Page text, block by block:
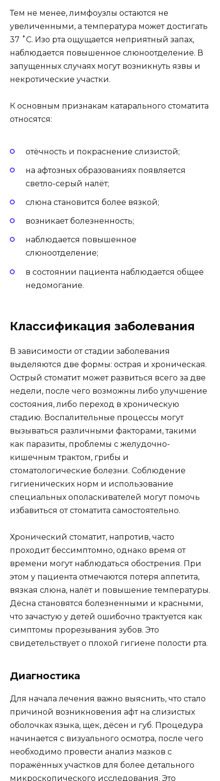
Тем не менее, лимфоузлы остаются не
увеличенными, а температура может достигать
37 ˚C. Изо рта ощущается неприятный запах,
наблюдается повышенное слюноотделение. В
запущенных случаях могут возникнуть язвы и
некротические участки.
К основным признакам катарального стоматита
относятся:
отёчность и покраснение слизистой;
на афтозных образованиях появляется
светло-серый налёт;
слюна становится более вязкой;
возникает болезненность;
наблюдается повышенное
слюноотделение;
в состоянии пациента наблюдается общее
недомогание.
Классификация заболевания
В зависимости от стадии заболевания
выделяются две формы: острая и хроническая.
Острый стоматит может развиться всего за две
недели, после чего возможны либо улучшение
состояния, либо переход в хроническую
стадию. Воспалительные процессы могут
вызываться различными факторами, такими
как паразиты, проблемы с желудочно-
кишечным трактом, грибы и
стоматологические болезни. Соблюдение
гигиенических норм и использование
специальных ополаскивателей могут помочь
избавиться от стоматита самостоятельно.
Хронический стоматит, напротив, часто
проходит бессимптомно, однако время от
времени могут наблюдаться обострения. При
этом у пациента отмечаются потеря аппетита,
вязкая слюна, налёт и повышение температуры.
Дёсна становятся болезненными и красными,
что зачастую у детей ошибочно трактуется как
симптомы прорезывания зубов. Это
свидетельствует о плохой гигиене полости рта.
Диагностика
Для начала лечения важно выяснить, что стало
причиной возникновения афт на слизистых
оболочках языка, щек, дёсен и губ. Процедура
начинается с визуального осмотра, после чего
необходимо провести анализ мазков с
поражённых участков для более детального
микроскопического исследования. Это